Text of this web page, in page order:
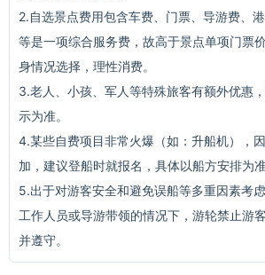
2.自选景点费用包含车费、门票、导游费、
等是一项综合服务费，故高于景点单项门票
身情况选择，理性消费。
3.老人、小孩、军人等特殊旅客有额外优惠
示为准。
4.某些自费项目非常火爆（如：升船机），
加，建议登船时就报名，具体以船方安排为准
5.出于对游客安全和避免误船等多重因素考
工作人员或导游带领的情况下，游轮禁止游
并遵守。